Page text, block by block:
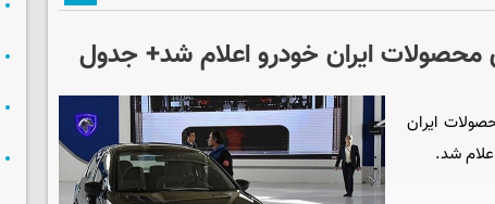
محصولات ایران خودرو اعلام شد+ جدول
ایران